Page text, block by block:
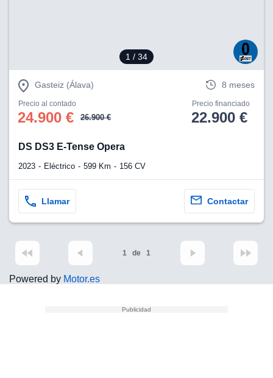
1 / 34
Gasteiz (Álava) 8 meses
Precio al contado
24.900 € 26.900 €
Precio financiado
22.900 €
DS DS3 E-Tense Opera
2023 Eléctrico 599 Km 156 CV
Llamar Contactar
1 de 1
Powered by Motor.es